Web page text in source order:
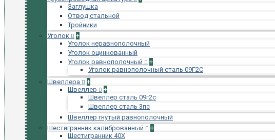
Заглушка
Отвод стальной
Тройники
Уголок
+
Уголок неравнополочный
Уголок оцинкованный
Уголок равнополочный
+
Уголок равнополочный сталь 09Г2С
Швеллера
+
Швеллер
+
Швеллер сталь 09г2с
Швеллер сталь 3пс
Швеллер гнутый равнополочный
Шестигранник калиброванный
+
Шестигранник 40Х